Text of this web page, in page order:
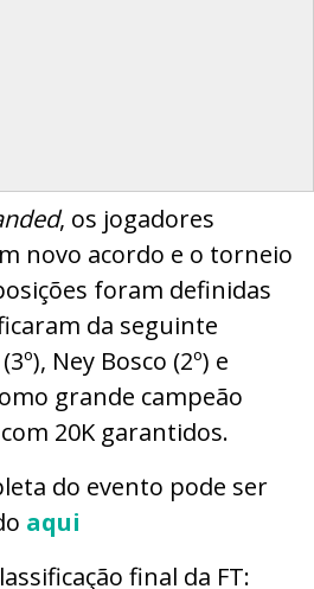
, os jogadores
novo acordo e o torneio
foram definidas
da seguinte
Ney Bosco (2º) e
grande campeão
20K garantidos.
do evento pode ser
aqui
final da FT: